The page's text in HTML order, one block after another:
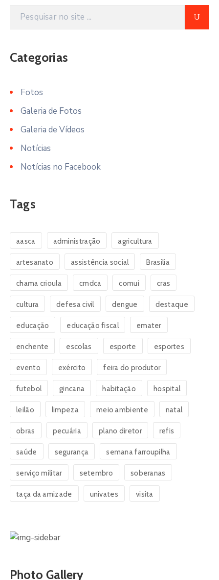
Categorias
Fotos
Galeria de Fotos
Galeria de Vídeos
Notícias
Notícias no Facebook
Tags
aasca administração agricultura
artesanato assistência social Brasília
chama crioula cmdca comui cras
cultura defesa civil dengue destaque
educação educação fiscal emater
enchente escolas esporte esportes
evento exército feira do produtor
futebol gincana habitação hospital
leilão limpeza meio ambiente natal
obras pecuária plano diretor refis
saúde segurança semana farroupilha
serviço militar setembro soberanas
taça da amizade univates visita
Photo Gallery